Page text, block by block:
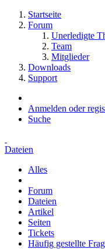
Startseite
Forum
Unerledigte
Team
Mitglieder
Downloads
Support
Anmelden oder
Suche
Dateien
Alles
Forum
Dateien
Artikel
Seiten
Tickets
Häufig gestellte